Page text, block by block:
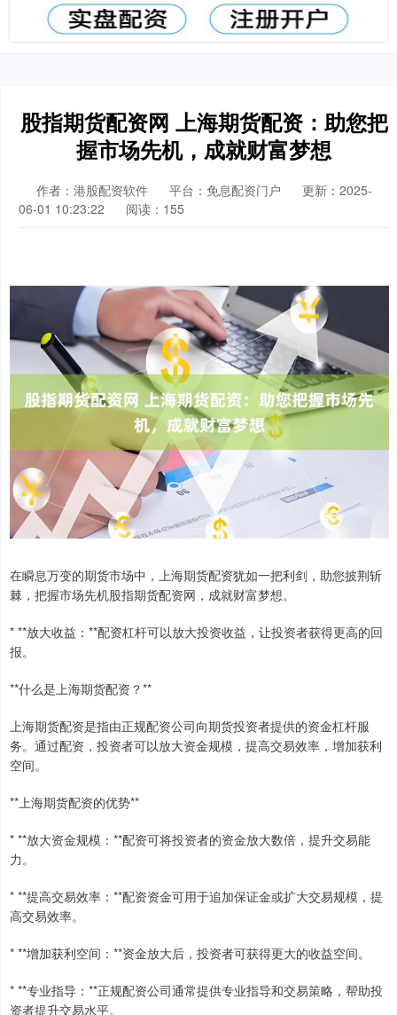
股指期货配资网 上海期货配资：助您把
握市场先机，成就财富梦想
作者：港股配资软件 平台：免息配资门户
更新：2025-
06-01 10:23:22
阅读：155
在瞬息万变的期货市场中，上海期货配资犹如一把利剑，助您披荆斩
棘，把握市场先机股指期货配资网，成就财富梦想。
* **放大收益：**配资杠杆可以放大投资收益，让投资者获得更高的回
报。
**什么是上海期货配资？**
上海期货配资是指由正规配资公司向期货投资者提供的资金杠杆服
务。通过配资，投资者可以放大资金规模，提高交易效率，增加获利
空间。
**上海期货配资的优势**
* **放大资金规模：**配资可将投资者的资金放大数倍，提升交易能
力。
* **提高交易效率：**配资资金可用于追加保证金或扩大交易规模，提
高交易效率。
* **增加获利空间：**资金放大后，投资者可获得更大的收益空间。
* **专业指导：**正规配资公司通常提供专业指导和交易策略，帮助投
资者提升交易水平。